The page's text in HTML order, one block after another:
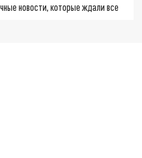
новости, которые ждали все